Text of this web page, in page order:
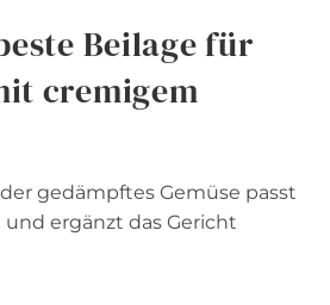
Beilage für
cremigem
gedämpftes Gemüse passt
ergänzt das Gericht